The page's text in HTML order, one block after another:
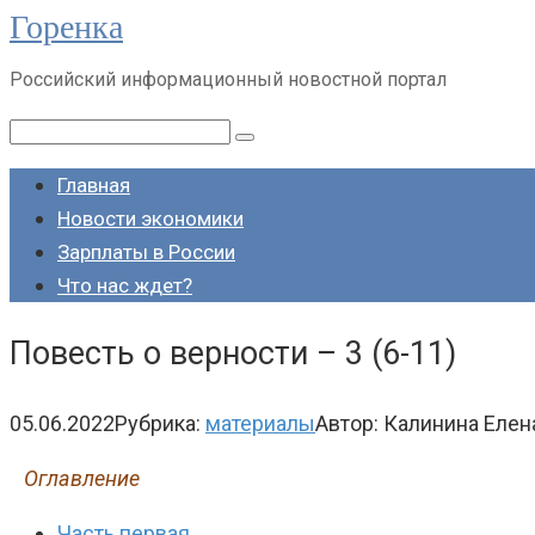
Перейти
контенту
Горенка
Российский информационный новостной портал
Поиск:
Главная
Новости экономики
Зарплаты в России
Что нас ждет?
Повесть о верности – 3 (6-11)
05.06.2022Рубрика: материалыАвтор: Калинина
Оглавление